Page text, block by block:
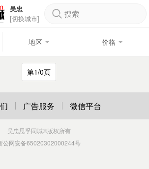
吴忠
[切换城市]
搜索
地区 价格
第1/0页
广告服务 微信平台
吴忠思孚同城©版权所有
公网安备65020302000244号